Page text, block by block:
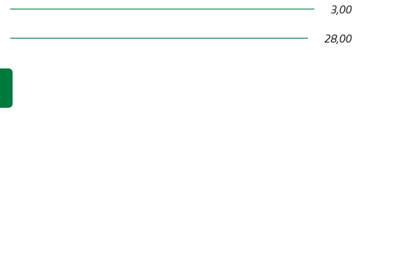
3,00
28,00